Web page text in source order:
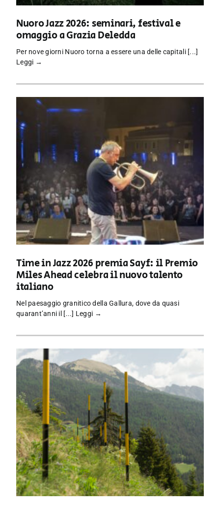
Nuoro Jazz 2026: seminari, festival e
omaggio a Grazia Deledda
Per nove giorni Nuoro torna a essere una delle capitali [...]
Leggi →
Time in Jazz 2026 premia Sayf: il Premio
Miles Ahead celebra il nuovo talento
italiano
Nel paesaggio granitico della Gallura, dove da quasi
quarant’anni il [...] Leggi →